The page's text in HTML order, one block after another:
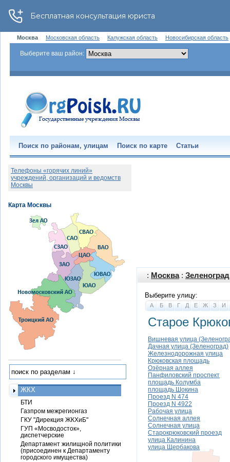
Москва Московская область Калужская область Новосибирская область
Выберите ваш район:
Поиск по районам, улицам Поиск по карте Статьи
: Москва: Зеленоград
Выберите улицу:
А Б В Г Д Е Ж З И
Старое
Вишневая улица
Дачная улица (Зеленоград)
Железнодорожная улица
Крюковская площадь
Озёрная аллея
Панфиловский проспект
площадь Колумба
площадь Шокина
Проезд N 474
Проезд N 4922
Рабочая улица
Солнечная аллея
Солнечная улица
Старокрюковский проезд
улица Калинина
улица Щербакова
Телефоны «горячих линий»
учреждений, организаций и ведомств
Москвы
ЖКХ
БТИ
Газпром межрегионгаз
ГКУ "Дирекция ЖКХиБ"
ГУП «Мосводосток»,
диспетчерские
Департамент жилищной политики
(присоединен к Департаменту
городского имущества)